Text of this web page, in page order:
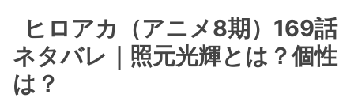
ヒロアカ（アニメ8期）169話
ネタバレ｜照元光輝とは？個性
は？